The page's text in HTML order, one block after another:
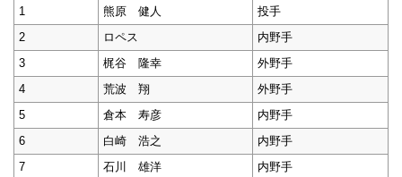
1
熊原 健人
投手
2
ロペス
内野手
3
梶谷 隆幸
外野手
4
荒波 翔
外野手
5
倉本 寿彦
内野手
6
白崎 浩之
内野手
7
石川 雄洋
内野手